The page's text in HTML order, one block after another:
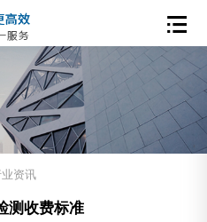
业资讯
测收费标准